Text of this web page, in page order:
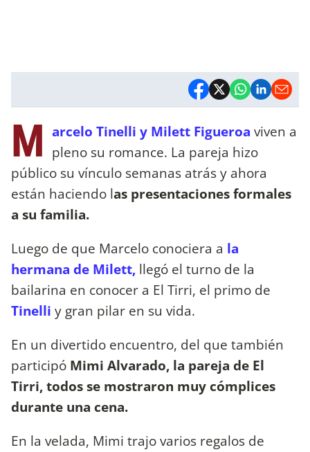
M arcelo Tinelli y Milett Figueroa viven a
pleno su romance. La pareja hizo
público su vínculo semanas atrás y ahora
están haciendo las presentaciones formales
a su familia.
Luego de que Marcelo conociera a la
hermana de Milett, llegó el turno de la
bailarina en conocer a El Tirri, el primo de
Tinelli y gran pilar en su vida.
En un divertido encuentro, del que también
participó Mimi Alvarado, la pareja de El
Tirri, todos se mostraron muy cómplices
durante una cena.
En la velada, Mimi trajo varios regalos de